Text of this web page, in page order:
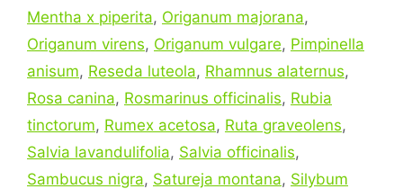
Mentha x piperita, Origanum majorana,
Origanum virens, Origanum vulgare, Pimpinella
anisum, Reseda luteola, Rhamnus alaternus,
Rosa canina, Rosmarinus officinalis, Rubia
tinctorum, Rumex acetosa, Ruta graveolens,
Salvia lavandulifolia, Salvia officinalis,
Sambucus nigra, Satureja montana, Silybum